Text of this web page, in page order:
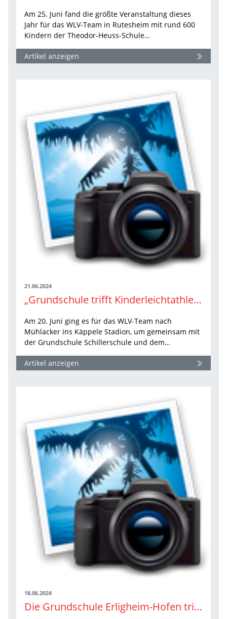
Am 25. Juni fand die größte Veranstaltung dieses
Jahr für das WLV-Team in Rutesheim mit rund 600
Kindern der Theodor-Heuss-Schule…
Artikel anzeigen
21.06.2024
„Grundschule trifft Kinderleichtathletik“-Tour: Stopp sechs in Mühlacker
Am 20. Juni ging es für das WLV-Team nach
Mühlacker ins Käppele Stadion, um gemeinsam mit
der Grundschule Schillerschule und dem…
Artikel anzeigen
18.06.2024
Die Grundschule Erligheim-Hofen trifft Kinderleichtathletik